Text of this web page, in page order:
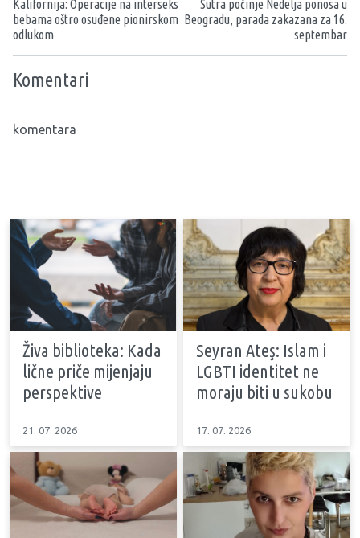
Kalifornija: Operacije na interseks
bebama oštro osuđene pionirskom
odlukom
Sutra počinje Nedelja ponosa u
Beogradu, parada zakazana za 16.
septembar
Komentari
komentara
Živa biblioteka: Kada
lične priče mijenjaju
perspektive
21. 07. 2026
Seyran Ateş: Islam i
LGBTI identitet ne
moraju biti u sukobu
17. 07. 2026